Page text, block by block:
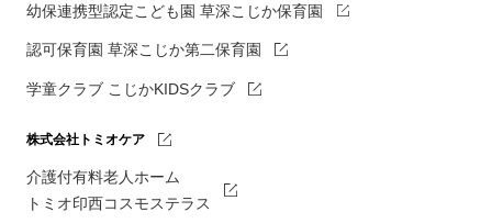
幼保連携型認定こども園 草深こじか保育園
認可保育園 草深こじか第二保育園
学童クラブ こじかKIDSクラブ
株式会社トミオケア
介護付有料老人ホーム
トミオ印西コスモステラス